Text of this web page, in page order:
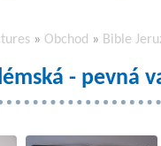
» Obchod » Bible
- pevná